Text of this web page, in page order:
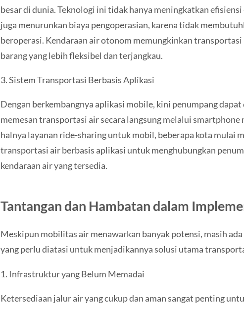
besar di dunia. Teknologi ini tidak hanya meningkatkan
juga menurunkan biaya pengoperasian, karena tidak
beroperasi. Kendaraan air otonom memungkinkan transportasi
barang yang lebih fleksibel dan terjangkau.
3. Sistem Transportasi Berbasis Aplikasi
Dengan berkembangnya aplikasi mobile, kini penumpang dapat
memesan transportasi air secara langsung melalui smartphone
halnya layanan ride-sharing untuk mobil, beberapa kota mulai
transportasi air berbasis aplikasi untuk menghubungkan
kendaraan air yang tersedia.
Tantangan dan Hambatan dalam
Meskipun mobilitas air menawarkan banyak potensi, masih
yang perlu diatasi untuk menjadikannya solusi utama
1. Infrastruktur yang Belum Memadai
Ketersediaan jalur air yang cukup dan aman sangat penting